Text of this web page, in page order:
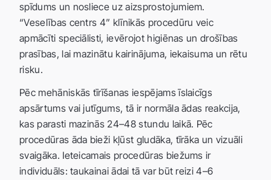
spīdums un nosliece uz aizsprostojumiem.
“Veselības centrs 4” klīnikās procedūru veic
apmācīti speciālisti, ievērojot higiēnas un drošības
prasības, lai mazinātu kairinājuma, iekaisuma un rētu
risku.
Pēc mehāniskās tīrīšanas iespējams īslaicīgs
apsārtums vai jutīgums, tā ir normāla ādas reakcija,
kas parasti mazinās 24–48 stundu laikā. Pēc
procedūras āda bieži kļūst gludāka, tīrāka un vizuāli
svaigāka. Ieteicamais procedūras biežums ir
individuāls: taukainai ādai tā var būt reizi 4–6